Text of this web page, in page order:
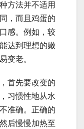
方法并不适用
，而且鸡蛋的
感。例如，较
达到理想的嫩
变老。
首先要改变的
习惯性地从水
准确。正确的
后慢慢加热至